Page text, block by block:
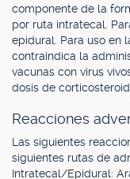
componente de la
por ruta intratecal.
epidural. Para uso en
contraindica la
vacunas con virus
dosis de
Reacciones
Las siguientes
siguientes rutas de
Intratecal/Epidural: